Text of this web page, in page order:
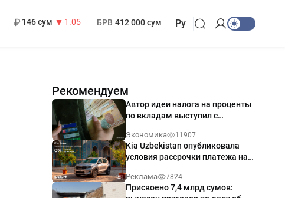
146 сум
-1.05
БРВ 412 000 сум Ру
Рекомендуем
Автор идеи налога на проценты
по вкладам выступил с
Экономика 11907
Kia Uzbekistan опубликовала
условия рассрочки платежа на
годовых
Реклама 7824
Присвоено 7,4 млрд сумов: